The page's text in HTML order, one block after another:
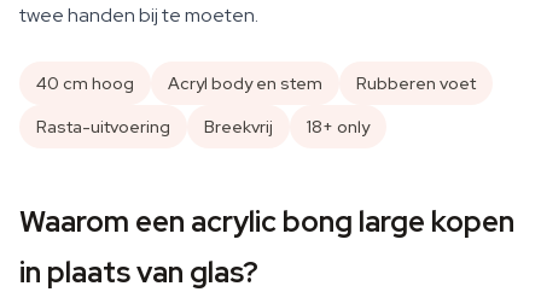
twee handen bij te moeten.
40 cm hoog Acryl body en stem
Rubberen voet
Rasta-uitvoering
Breekvrij 18+ only
Waarom een acrylic bong large kopen
in plaats van glas?